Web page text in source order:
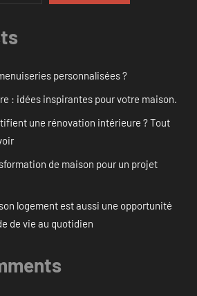
personnalisées ?
: idées inspirantes pour votre maison.
une rénovation intérieure ? Tout
de maison pour un projet
logement est aussi une opportunité
de vie au quotidien